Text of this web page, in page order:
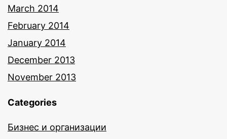
March 2014
February 2014
January 2014
December 2013
November 2013
Categories
Бизнес и организации